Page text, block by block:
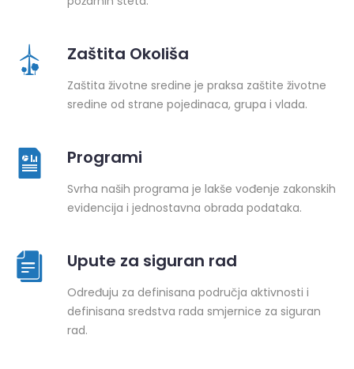
Zaštita Okoliša
Zaštita životne sredine je praksa zaštite životne
sredine od strane pojedinaca, grupa i vlada.
Programi
Svrha naših programa je lakše vođenje zakonskih
evidencija i jednostavna obrada podataka.
Upute za siguran rad
Određuju za definisana područja aktivnosti i
definisana sredstva rada smjernice za siguran
rad.